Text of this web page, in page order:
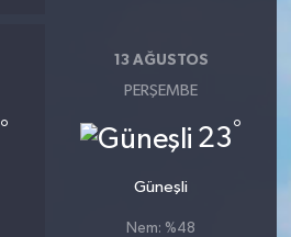
°
13 AĞUSTOS
PERŞEMBE
23°
Güneşli
Nem: %48